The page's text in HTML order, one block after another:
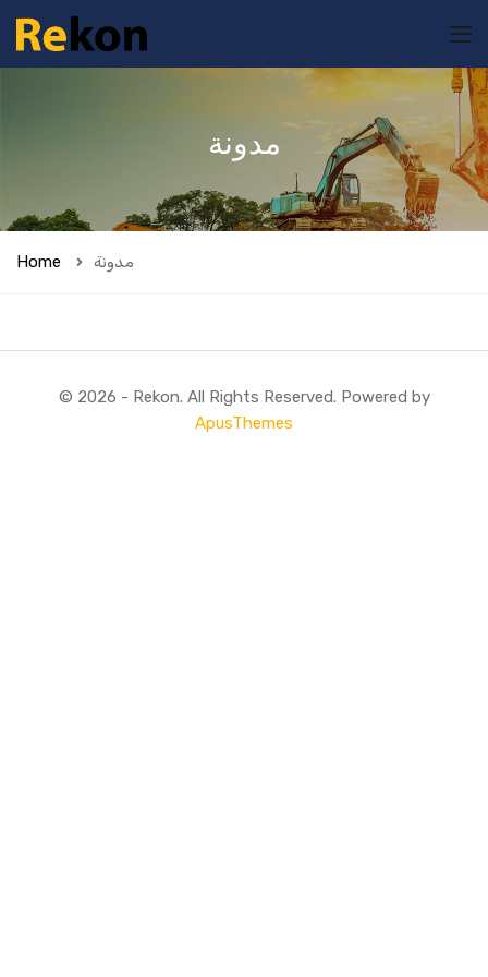
مدونة
Home مدونة
© 2026 - Rekon. All Rights Reserved. Powered by
ApusThemes